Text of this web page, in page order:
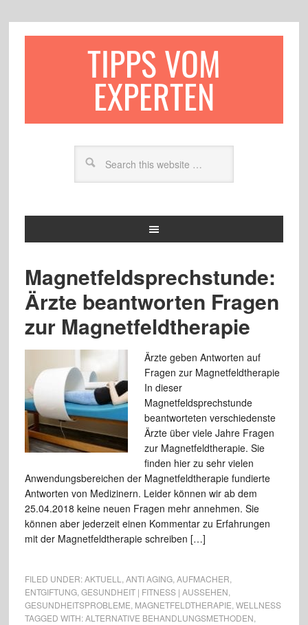
TIPPS VOM
EXPERTEN
Magnetfeldsprechstunde:
Ärzte beantworten Fragen
zur Magnetfeldtherapie
Ärzte geben Antworten auf
Fragen zur Magnetfeldtherapie
In dieser
Magnetfeldsprechstunde
beantworteten verschiedenste
Ärzte über viele Jahre Fragen
zur Magnetfeldtherapie. Sie
finden hier zu sehr vielen
Anwendungsbereichen der Magnetfeldtherapie fundierte
Antworten von Medizinern. Leider können wir ab dem
25.04.2018 keine neuen Fragen mehr annehmen. Sie
können aber jederzeit einen Kommentar zu Erfahrungen
mit der Magnetfeldtherapie schreiben […]
FILED UNDER:AKTUELL ANTI AGING, AUFMACHER
ENTGIFTUNG, GESUNDHEIT | FITNESS | AUSSEHEN
GESUNDHEITSPROBLEME MAGNETFELDTHERAPIE WELLNESS
TAGGED WITH:ALTERNATIVE BEHANDLUNGSMETHODEN